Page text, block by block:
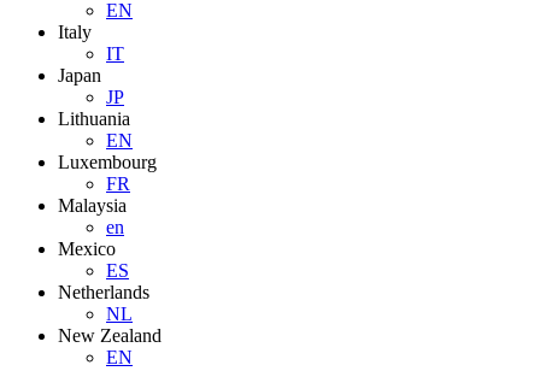
EN
Italy
IT
Japan
JP
Lithuania
EN
Luxembourg
FR
Malaysia
en
Mexico
ES
Netherlands
NL
New Zealand
EN